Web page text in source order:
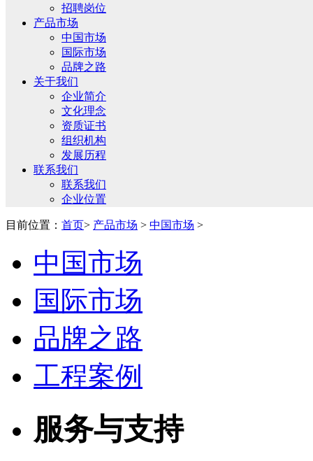
招聘岗位
产品市场
中国市场
国际市场
品牌之路
关于我们
企业简介
文化理念
资质证书
组织机构
发展历程
联系我们
联系我们
企业位置
目前位置： 首页> 产品市场 > 中国市场 >
中国市场
国际市场
品牌之路
工程案例
服务与支持